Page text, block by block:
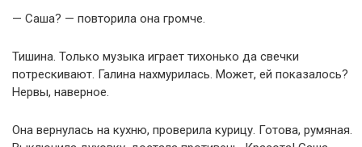
— Саша? — повторила она громче.
Тишина. Только музыка играет тихонько да свечки
потрескивают. Галина нахмурилась. Может, ей показалось?
Нервы, наверное.
Она вернулась на кухню, проверила курицу. Готова, румяная.